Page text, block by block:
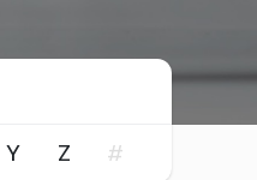
Y Z #